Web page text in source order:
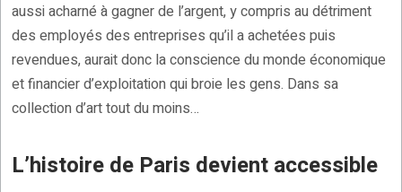
aussi acharné à gagner de l’argent, y compris au détriment
des employés des entreprises qu’il a achetées puis
revendues, aurait donc la conscience du monde économique
et financier d’exploitation qui broie les gens. Dans sa
collection d’art tout du moins…
L’histoire de Paris devient accessible